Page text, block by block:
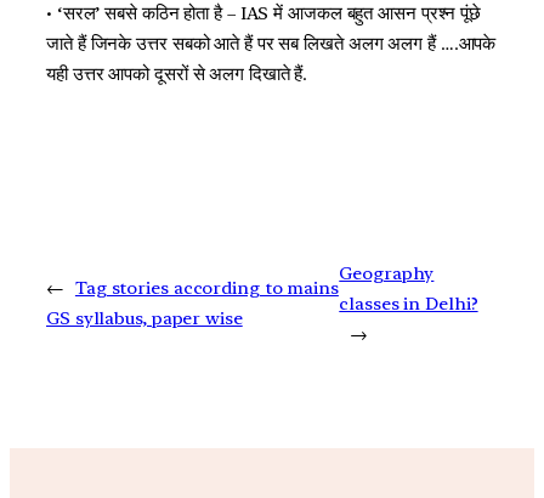
• ‘सरल’ सबसे कठिन होता है – IAS में आजकल बहुत आसन प्रश्न पूंछे
जाते हैं जिनके उत्तर सबको आते हैं पर सब लिखते अलग अलग हैं ….आपके
यही उत्तर आपको दूसरों से अलग दिखाते हैं.
← Tag stories according to mains
GS syllabus, paper wise
Geography
classes in Delhi?
→